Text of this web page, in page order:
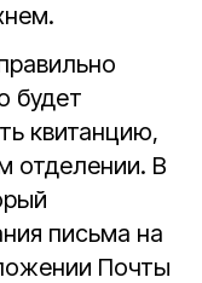
будет
квитанцию,
отделении. В
письма на
Почты